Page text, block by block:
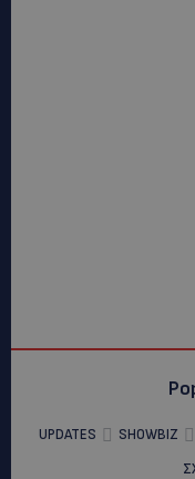
UPDATES SHOWBIZ